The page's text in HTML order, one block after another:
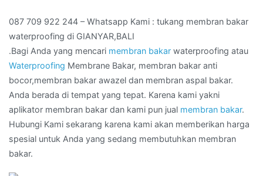
922
244
–
Whatsapp
Kami
:
tukang
membran
bakar
087 709 922 244 – Whatsapp Kami : tukang membran bakar
waterproofing di GIANYAR,BALI
.Bagi Anda yang mencari membran bakar waterproofing atau
Waterproofing Membrane Bakar, membran bakar anti
bocor,membran bakar awazel dan membran aspal bakar.
Anda berada di tempat yang tepat. Karena kami yakni
aplikator membran bakar dan kami pun jual membran bakar.
Hubungi Kami sekarang karena kami akan memberikan harga
spesial untuk Anda yang sedang membutuhkan membran
bakar.